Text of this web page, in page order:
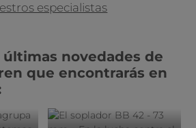
especialistas
novedades de
que encontrarás en